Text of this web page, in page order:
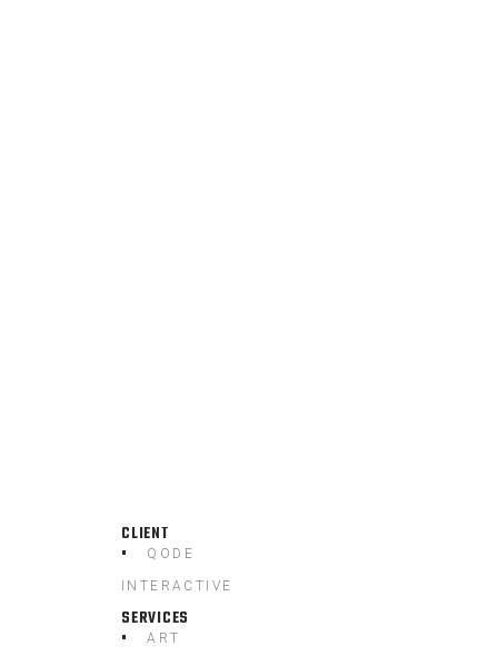
CLIENT
QODE
INTERACTIVE
SERVICES
ART